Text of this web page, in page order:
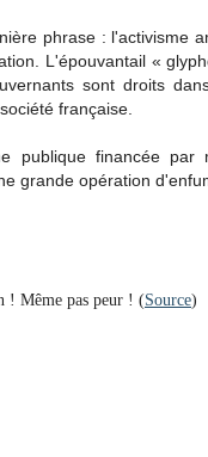
phrase : l'activisme
L'épouvantail «
sont droits
française.
publique financée
grande opération
! Même pas peur ! (Source)